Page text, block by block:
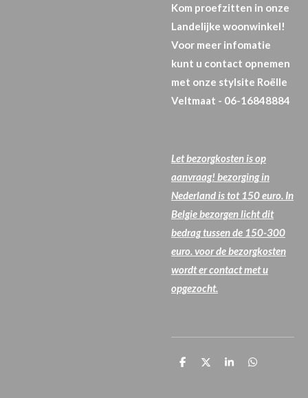
Kom proefzitten in onze
Landelijke woonwinkel!
Voor meer infomatie
kunt u contact opnemen
met onze stylsite Roëlle
Veltmaat - 06-16848884
Let bezorgkosten is op
aanvraag! bezorging in
Nederland is tot 150 euro. In
Belgie bezorgen licht dit
bedrag tussen de 150-300
euro. voor de bezorgkosten
wordt er contact met u
opgezocht.
T
T
T
T